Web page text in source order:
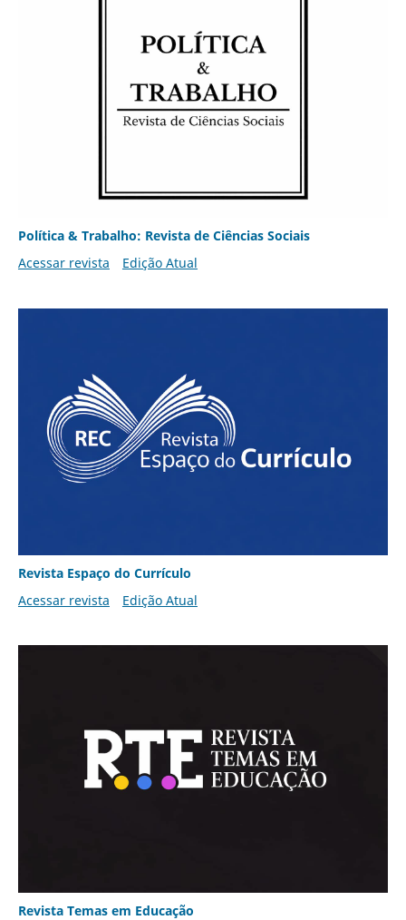
Política & Trabalho: Revista de Ciências Sociais
Acessar revista
Edição Atual
Revista Espaço do Currículo
Acessar revista
Edição Atual
Revista Temas em Educação